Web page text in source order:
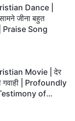
Dance |
जीना बहुत
Praise Song
Movie | देर
गवाही | Profoundly
of